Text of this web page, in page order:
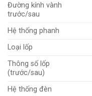
Đường kính vành
trước/sau
Hệ thống phanh
Loại lốp
Thông số lốp
(trước/sau)
Hệ thống đèn